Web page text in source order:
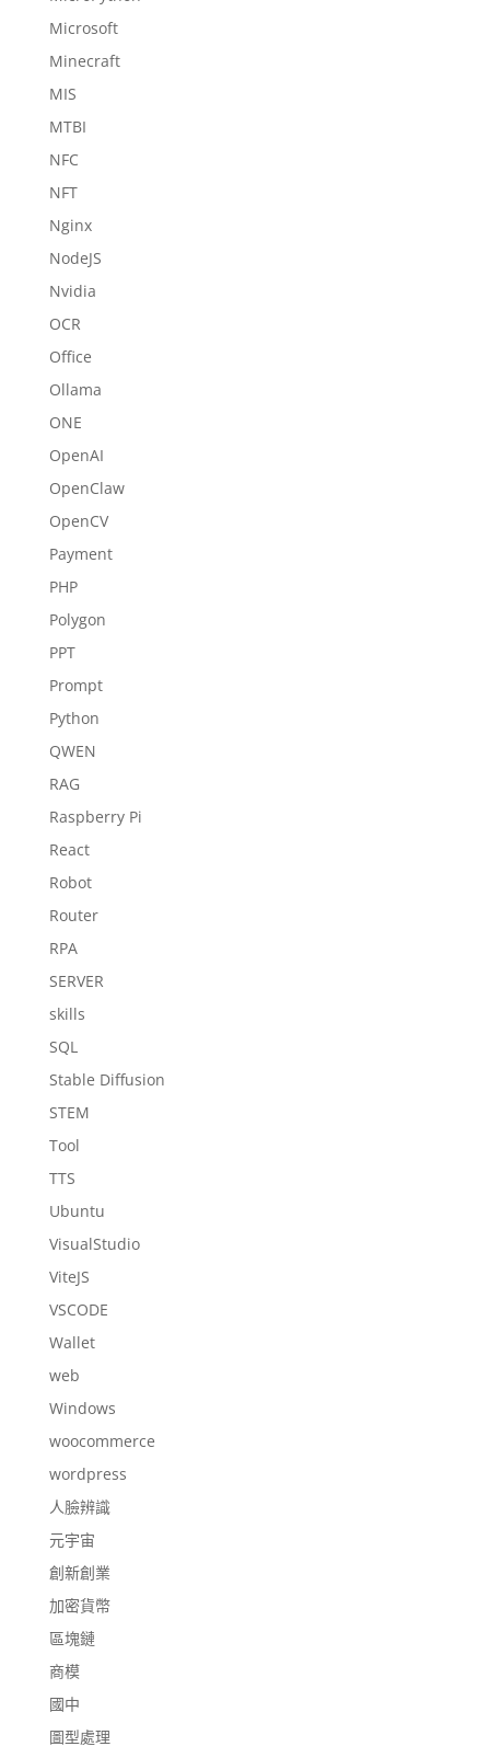
Microsoft
Minecraft
MIS
MTBI
NFC
NFT
Nginx
NodeJS
Nvidia
OCR
Office
Ollama
ONE
OpenAI
OpenClaw
OpenCV
Payment
PHP
Polygon
PPT
Prompt
Python
QWEN
RAG
Raspberry Pi
React
Robot
Router
RPA
SERVER
skills
SQL
Stable Diffusion
STEM
Tool
TTS
Ubuntu
VisualStudio
ViteJS
VSCODE
Wallet
web
Windows
woocommerce
wordpress
人臉辨識
元宇宙
創新創業
加密貨幣
區塊鏈
商模
國中
圖型處理